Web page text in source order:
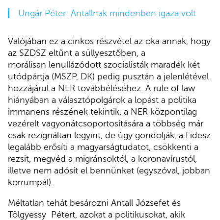
Ungár Péter: Antallnak mindenben igaza volt
Valójában ez a cinkos részvétel az oka annak, hogy
az SZDSZ eltűnt a süllyesztőben, a
morálisan lenullázódott szocialisták maradék két
utódpártja (MSZP, DK) pedig pusztán a jelenlétével
hozzájárul a NER továbbéléséhez. A rule of law
hiányában a választópolgárok a lopást a politika
immanens részének tekintik, a NER központilag
vezérelt vagyonátcsoportosítására a többség már
csak rezignáltan legyint, de úgy gondolják, a Fidesz
legalább erősíti a magyarságtudatot, csökkenti a
rezsit, megvéd a migránsoktól, a koronavírustól,
illetve nem adósít el bennünket (egyszóval, jobban
korrumpál).
Méltatlan tehát besározni Antall Józsefet és
Tölgyessy Pétert, azokat a politikusokat, akik